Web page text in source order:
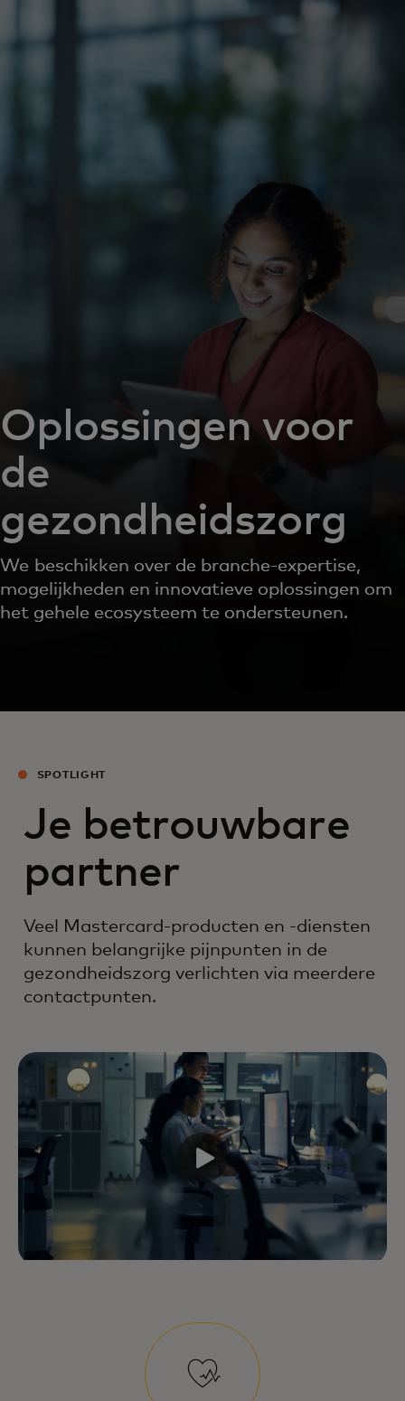
Voor jou
Oplossingen voor
de
gezondheidszorg
We beschikken over de branche-expertise,
mogelijkheden en innovatieve oplossingen om
het gehele ecosysteem te ondersteunen.
SPOTLIGHT
Je betrouwbare
partner
Veel Mastercard-producten en -diensten
kunnen belangrijke pijnpunten in de
gezondheidszorg verlichten via meerdere
contactpunten.